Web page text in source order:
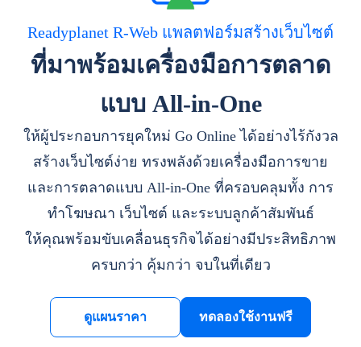
Readyplanet R-Web แพลตฟอร์มสร้างเว็บไซต์
ที่มาพร้อมเครื่องมือการตลาด
แบบ All-in-One
ให้ผู้ประกอบการยุคใหม่ Go Online ได้อย่างไร้กังวล
สร้างเว็บไซต์ง่าย ทรงพลังด้วยเครื่องมือการขาย
และการตลาดแบบ All-in-One ที่ครอบคลุมทั้ง การ
ทำโฆษณา เว็บไซต์ และระบบลูกค้าสัมพันธ์
ให้คุณพร้อมขับเคลื่อนธุรกิจได้อย่างมีประสิทธิภาพ
ครบกว่า คุ้มกว่า จบในที่เดียว
ดูแผนราคา ทดลองใช้งานฟรี